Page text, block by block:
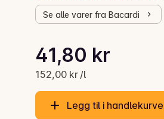
Se alle varer fra Bacardi
Gjeldende pris er: 41,80 kr
41,80 kr
152,00 kr /l
Stykkpris: 152,00 kr /l
Legg til i